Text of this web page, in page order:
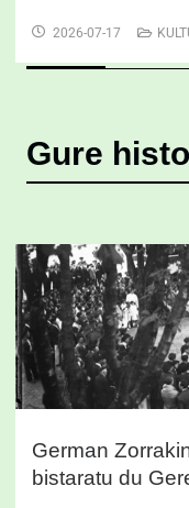
2026-07-17
Gure
German
bistaratu du